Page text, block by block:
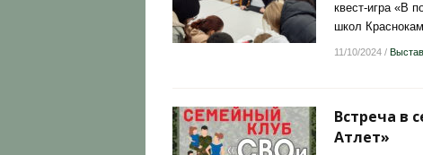
квест-игра «В
школ
11/10/2024/
Встреча в
Атлет»